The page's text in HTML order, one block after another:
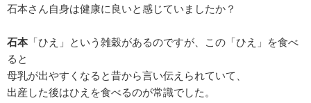
石本さん自身は健康に良いと感じていましたか？
石本「ひえ」という雑穀があるのですが、この「ひえ」を食べ
ると
母乳が出やすくなると昔から言い伝えられていて、
出産した後はひえを食べるのが常識でした。